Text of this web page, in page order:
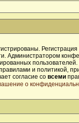
Регистрация
Администратором
и политикой,
согласие со всеми
о